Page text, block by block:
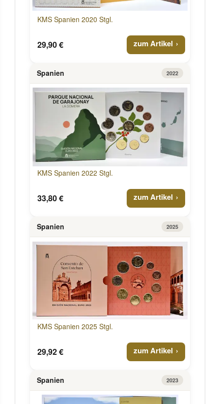
KMS Spanien 2020 Stgl.
29,90 € zum Artikel
Spanien 2022
KMS Spanien 2022 Stgl.
33,80 € zum Artikel
Spanien 2025
KMS Spanien 2025 Stgl.
29,92 € zum Artikel
Spanien 2023